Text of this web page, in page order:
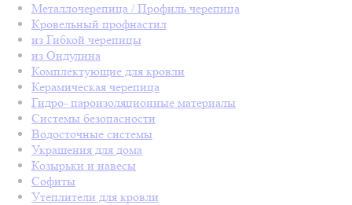
Металлочерепица / Профиль черепица
Кровельный профнастил
из Гибкой черепицы
из Ондулина
Комплектующие для кровли
Керамическая черепица
Гидро- пароизоляционные материалы
Системы безопасности
Водосточные системы
Украшения для дома
Козырьки и навесы
Софиты
Утеплители для кровли